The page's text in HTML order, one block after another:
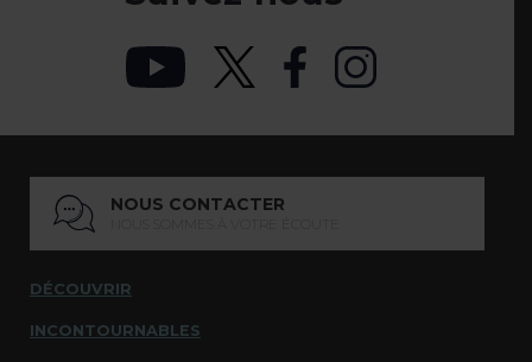
NOUS CONTACTER
DÉCOUVRIR
INCONTOURNABLES